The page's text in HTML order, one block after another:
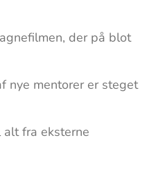
der på blot
nye mentorer er steget
fra eksterne